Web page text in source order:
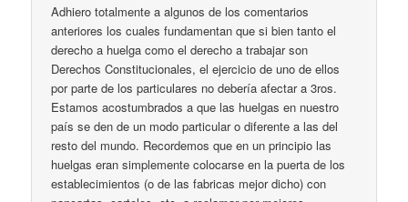
Adhiero totalmente a algunos de los comentarios
anteriores los cuales fundamentan que si bien tanto el
derecho a huelga como el derecho a trabajar son
Derechos Constitucionales, el ejercicio de uno de ellos
por parte de los particulares no debería afectar a 3ros.
Estamos acostumbrados a que las huelgas en nuestro
país se den de un modo particular o diferente a las del
resto del mundo. Recordemos que en un principio las
huelgas eran simplemente colocarse en la puerta de los
establecimientos (o de las fabricas mejor dicho) con